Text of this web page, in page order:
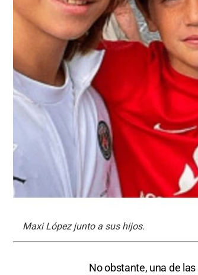
Maxi López junto a sus hijos.
No obstante, una de